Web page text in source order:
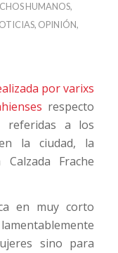
HUMANOS,
, OPINIÓN,
por varixs
respecto
referidas a los
la ciudad, la
Frache
en muy corto
sino para